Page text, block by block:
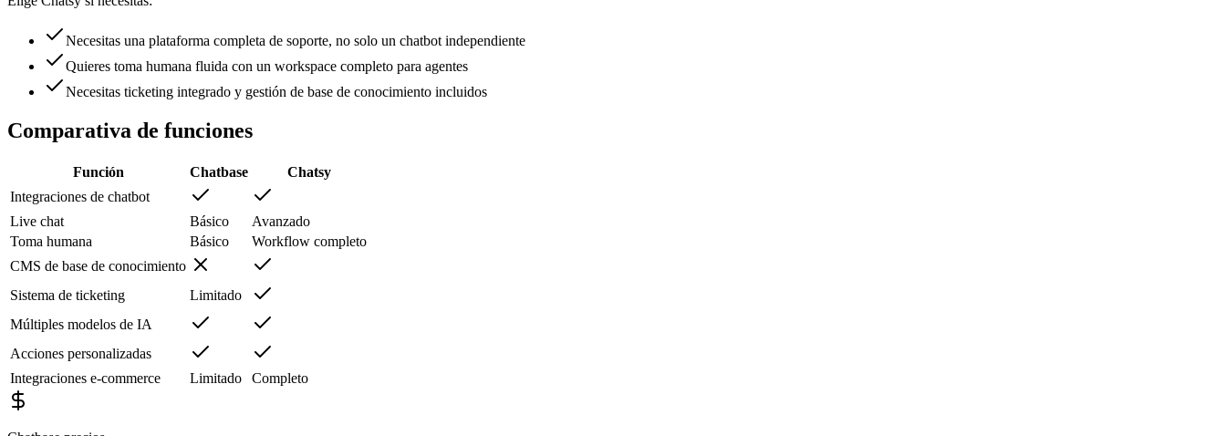
Necesitas una plataforma completa de soporte, no solo un chatbot independiente
Quieres toma humana fluida con un workspace completo para agentes
Necesitas ticketing integrado y gestión de base de conocimiento incluidos
Comparativa de funciones
Función Chatbase
Chatsy
Integraciones de chatbot
Live chat
Básico
Avanzado
Toma humana
Básico
Workflow completo
CMS de base de conocimiento
Sistema de ticketing
Limitado
Múltiples modelos de IA
Acciones personalizadas
Integraciones e-commerce
Limitado Completo